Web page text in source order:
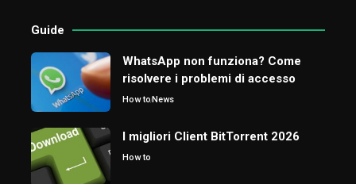
Guide
WhatsApp non funziona? Come
risolvere i problemi di accesso
How toNews
I migliori Client BitTorrent 2026
How to